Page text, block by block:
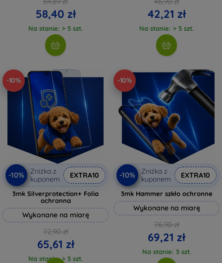
58,40 zł
Na stanie: > 5 szt.
42,21 zł
Na stanie: > 5 szt.
-10%
-10%
Zniżka z
kuponem
EXTRA10
3mk Silverprotection+ Folia
ochronna
Wykonane na miarę
72,90 zł
65,61 zł
Na stanie: > 5 szt.
-10%
-10%
Zniżka z
kuponem
EXTRA10
3mk Hammer szkło ochronne
Wykonane na miarę
76,90 zł
69,21 zł
Na stanie: 3 szt.